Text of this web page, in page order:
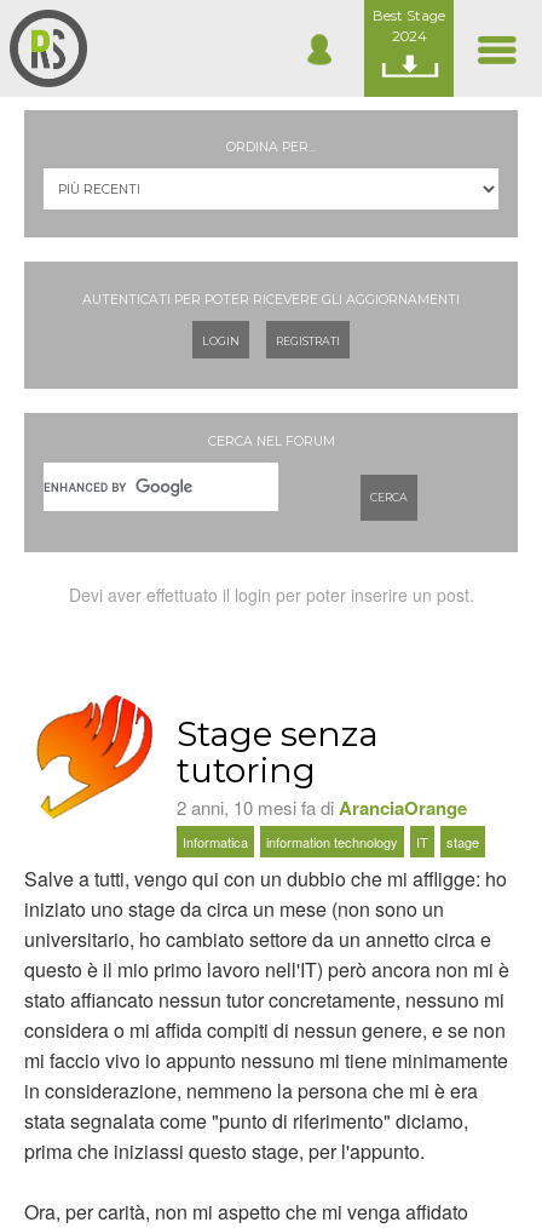
Best Stage
2024
ORDINA PER...
AUTENTICATI PER POTER RICEVERE GLI AGGIORNAMENTI
LOGIN REGISTRATI
CERCA NEL FORUM
CERCA
Devi aver effettuato il login per poter inserire un post.
Stage senza
tutoring
2 anni, 10 mesi fa diAranciaOrange
Informatica information technology IT stage
Salve a tutti, vengo qui con un dubbio che mi affligge: ho
iniziato uno stage da circa un mese (non sono un
universitario, ho cambiato settore da un annetto circa e
questo è il mio primo lavoro nell'IT) però ancora non mi è
stato affiancato nessun tutor concretamente, nessuno mi
considera o mi affida compiti di nessun genere, e se non
mi faccio vivo io appunto nessuno mi tiene minimamente
in considerazione, nemmeno la persona che mi è era
stata segnalata come "punto di riferimento" diciamo,
prima che iniziassi questo stage, per l'appunto.
Ora, per carità, non mi aspetto che mi venga affidato